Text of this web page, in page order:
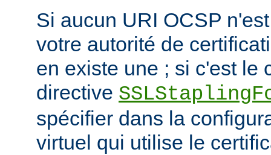
Si aucun URI OCSP
votre autorité de
en existe une ; si c'est le
directive
spécifier dans la
virtuel qui utilise le